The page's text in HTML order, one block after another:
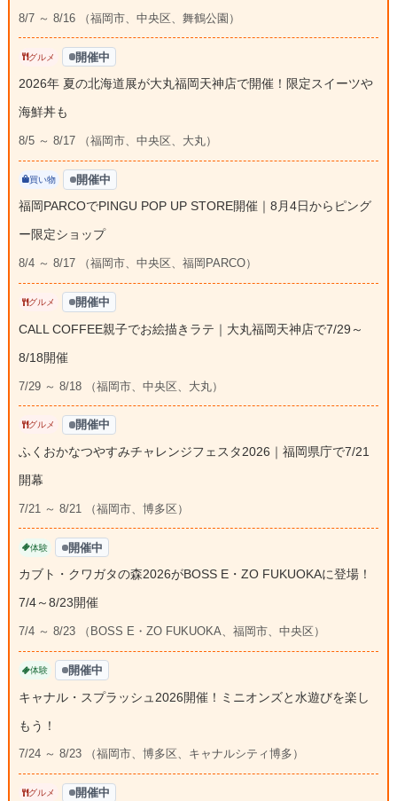
8/7 ～ 8/16 （福岡市、中央区、舞鶴公園）
グルメ 開催中
2026年 夏の北海道展が大丸福岡天神店で開催！限定スイーツや
海鮮丼も
8/5 ～ 8/17 （福岡市、中央区、大丸）
買い物 開催中
福岡PARCOでPINGU POP UP STORE開催｜8月4日からピング
ー限定ショップ
8/4 ～ 8/17 （福岡市、中央区、福岡PARCO）
グルメ 開催中
CALL COFFEE親子でお絵描きラテ｜大丸福岡天神店で7/29～
8/18開催
7/29 ～ 8/18 （福岡市、中央区、大丸）
グルメ 開催中
ふくおかなつやすみチャレンジフェスタ2026｜福岡県庁で7/21
開幕
7/21 ～ 8/21 （福岡市、博多区）
体験 開催中
カブト・クワガタの森2026がBOSS E・ZO FUKUOKAに登場！
7/4～8/23開催
7/4 ～ 8/23 （BOSS E・ZO FUKUOKA、福岡市、中央区）
体験 開催中
キャナル・スプラッシュ2026開催！ミニオンズと水遊びを楽し
もう！
7/24 ～ 8/23 （福岡市、博多区、キャナルシティ博多）
グルメ 開催中